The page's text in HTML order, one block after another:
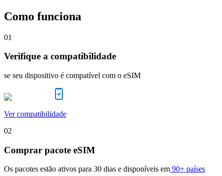
Como funciona
01
Verifique a compatibilidade
se seu dispositivo é compatível com o eSIM
Ver compatibilidade
02
Comprar pacote eSIM
Os pacotes estão ativos para 30 dias e disponíveis em 90+ países